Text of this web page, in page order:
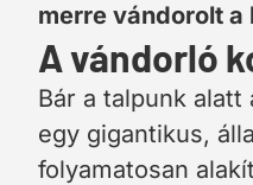
merre vándorolt a
A vándorló
Bár a talpunk
egy gigantikus,
folyamatosan